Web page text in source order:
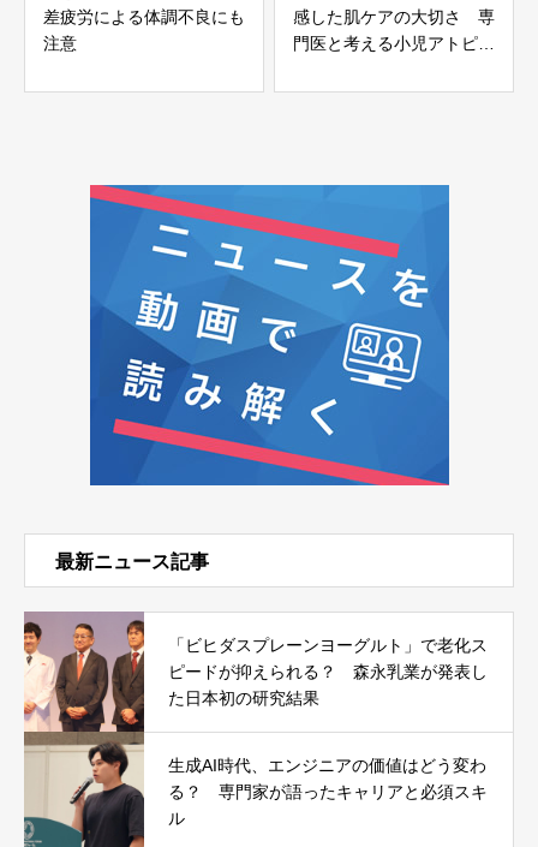
差疲労による体調不良にも
注意
感した肌ケアの大切さ 専
門医と考える小児アトピー
最新ニュース記事
「ビヒダスプレーンヨーグルト」で老化ス
ピードが抑えられる？ 森永乳業が発表し
た日本初の研究結果
生成AI時代、エンジニアの価値はどう変わ
る？ 専門家が語ったキャリアと必須スキ
ル